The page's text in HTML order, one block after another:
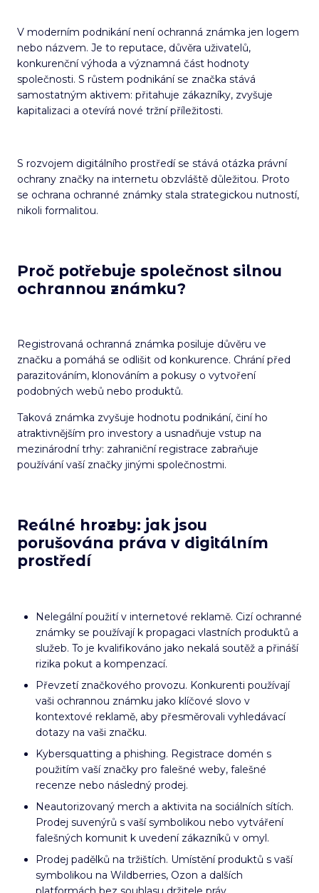
V moderním podnikání není ochranná známka jen logem
nebo názvem. Je to reputace, důvěra uživatelů,
konkurenční výhoda a významná část hodnoty
společnosti. S růstem podnikání se značka stává
samostatným aktivem: přitahuje zákazníky, zvyšuje
kapitalizaci a otevírá nové tržní příležitosti.
S rozvojem digitálního prostředí se stává otázka právní
ochrany značky na internetu obzvláště důležitou. Proto
se ochrana ochranné známky stala strategickou nutností,
nikoli formalitou.
Proč potřebuje společnost silnou
ochrannou známku?
Registrovaná ochranná známka posiluje důvěru ve
značku a pomáhá se odlišit od konkurence. Chrání před
parazitováním, klonováním a pokusy o vytvoření
podobných webů nebo produktů.
Taková známka zvyšuje hodnotu podnikání, činí ho
atraktivnějším pro investory a usnadňuje vstup na
mezinárodní trhy: zahraniční registrace zabraňuje
používání vaší značky jinými společnostmi.
Reálné hrozby: jak jsou
porušována práva v digitálním
prostředí
Nelegální použití v internetové reklamě. Cizí ochranné
známky se používají k propagaci vlastních produktů a
služeb. To je kvalifikováno jako nekalá soutěž a přináší
rizika pokut a kompenzací.
Převzetí značkového provozu. Konkurenti používají
vaši ochrannou známku jako klíčové slovo v
kontextové reklamě, aby přesměrovali vyhledávací
dotazy na vaši značku.
Kybersquatting a phishing. Registrace domén s
použitím vaší značky pro falešné weby, falešné
recenze nebo následný prodej.
Neautorizovaný merch a aktivita na sociálních sítích.
Prodej suvenýrů s vaší symbolikou nebo vytváření
falešných komunit k uvedení zákazníků v omyl.
Prodej padělků na tržištích. Umístění produktů s vaší
symbolikou na Wildberries, Ozon a dalších